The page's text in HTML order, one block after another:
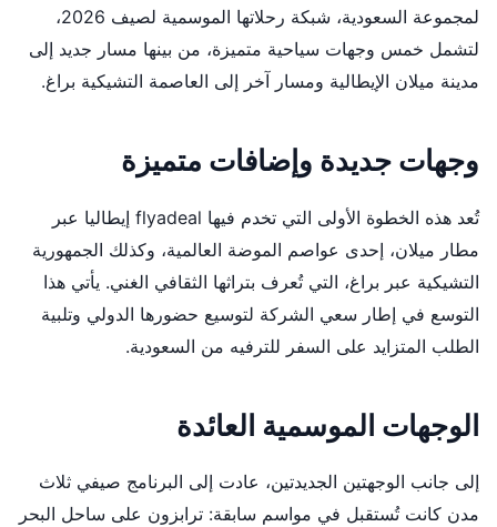
لمجموعة السعودية، شبكة رحلاتها الموسمية لصيف 2026،
لتشمل خمس وجهات سياحية متميزة، من بينها مسار جديد إلى
مدينة ميلان الإيطالية ومسار آخر إلى العاصمة التشيكية براغ.
وجهات جديدة وإضافات متميزة
تُعد هذه الخطوة الأولى التي تخدم فيها flyadeal إيطاليا عبر
مطار ميلان، إحدى عواصم الموضة العالمية، وكذلك الجمهورية
التشيكية عبر براغ، التي تُعرف بتراثها الثقافي الغني. يأتي هذا
التوسع في إطار سعي الشركة لتوسيع حضورها الدولي وتلبية
الطلب المتزايد على السفر للترفيه من السعودية.
الوجهات الموسمية العائدة
إلى جانب الوجهتين الجديدتين، عادت إلى البرنامج صيفي ثلاث
مدن كانت تُستقبل في مواسم سابقة: ترابزون على ساحل البحر